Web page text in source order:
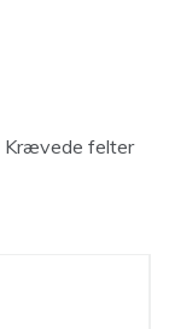
Krævede felter